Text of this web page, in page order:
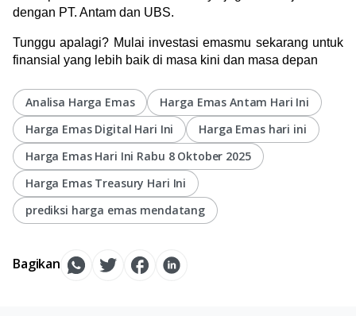
dengan PT. Antam dan UBS.
Tunggu apalagi? Mulai investasi emasmu sekarang untuk
finansial yang lebih baik di masa kini dan masa depan
Analisa Harga Emas
Harga Emas Antam Hari Ini
Harga Emas Digital Hari Ini
Harga Emas hari ini
Harga Emas Hari Ini Rabu 8 Oktober 2025
Harga Emas Treasury Hari Ini
prediksi harga emas mendatang
Bagikan